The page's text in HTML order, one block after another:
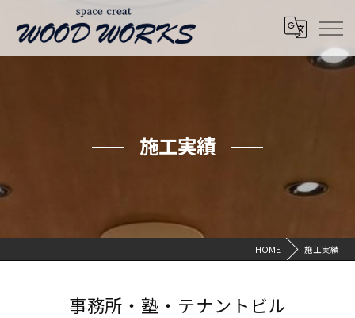
施工実績
HOME 施工実績
事務所・塾・テナントビル